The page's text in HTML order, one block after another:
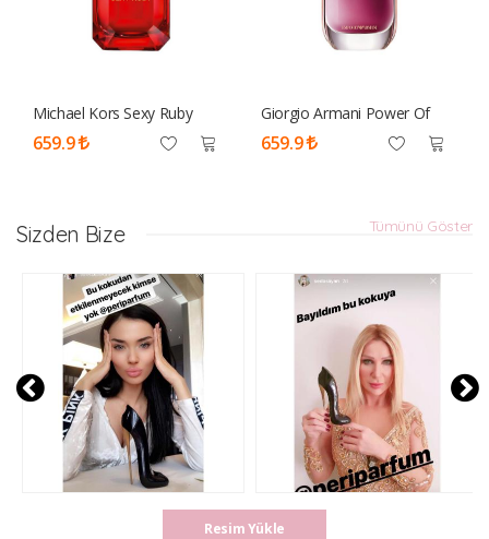
Michael Kors Sexy Ruby
100ml Tester Parfüm Kadın
659.9
Giorgio Armani Power Of
You Edp 90 Ml Tester
Parfüm Kadın
659.9
Sizden Bize Tümünü Göster
Resim Yükle